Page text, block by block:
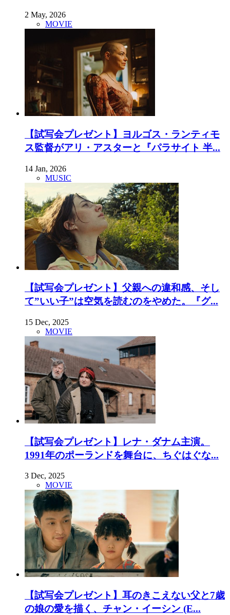
2 May, 2026
MOVIE
【試写会プレゼント】ヨルゴス・ランティモ
ス監督がアリ・アスターと『パラサイト 半...
14 Jan, 2026
MUSIC
【試写会プレゼント】父親への違和感、そし
て”いい子”は空気を読むのをやめた。『グ...
15 Dec, 2025
MOVIE
【試写会プレゼント】レナ・ダナム主演。
1991年のポーランドを舞台に、ちぐはぐな...
3 Dec, 2025
MOVIE
【試写会プレゼント】耳のきこえない父と7歳
の娘の愛を描く、チャン・イーシン (E...